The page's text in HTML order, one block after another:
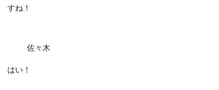
すね！
佐々木
はい！